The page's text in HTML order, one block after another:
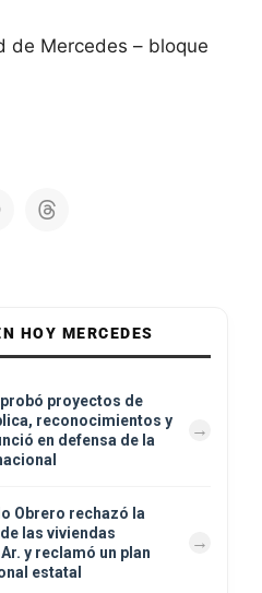
de Mercedes – bloque
HOY MERCEDES
proyectos de
reconocimientos y
en defensa de la
Obrero rechazó la
las viviendas
y reclamó un plan
estatal